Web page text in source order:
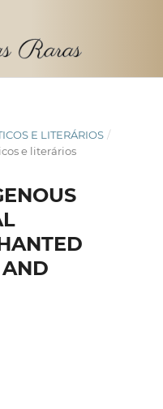
E LITERÁRIOS /
e literários
AND